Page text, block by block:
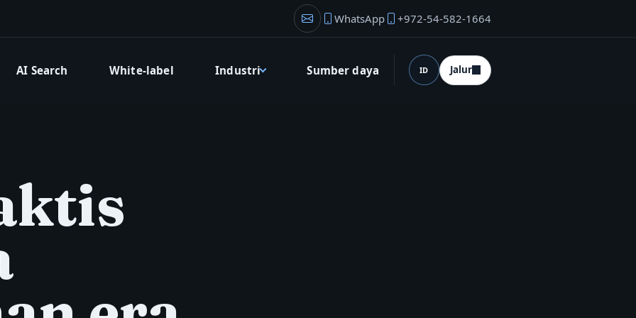
Email pendiri
WhatsApp +972-54-582-1664
AI Search White-label Industri Sumber daya Bahasa (desktop)
ID Jalur